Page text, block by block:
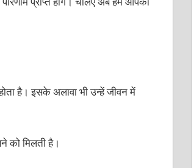
है। इसके अलावा भी उन्हें जीवन में
को मिलती है।